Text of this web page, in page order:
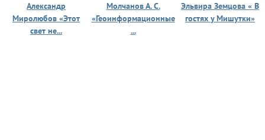
Александр
Миролюбов «Этот
свет не...
Молчанов А. С.
«Геоинформационные
...
Эльвира Земцова « В
гостях у Мишутки»